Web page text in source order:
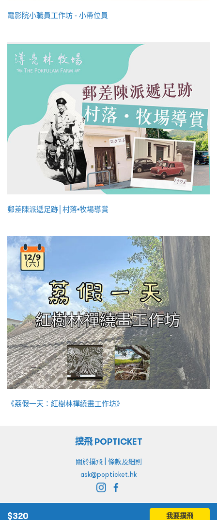
電影院小職員工作坊 - 小帶位員
郵差陳派遞足跡│村落•牧場導賞
《荔假一天：紅樹林禪繞畫工作坊》
$320 我要撲飛
撲飛 POPTICKET
關於撲飛| 條款及細則
ask@popticket.hk